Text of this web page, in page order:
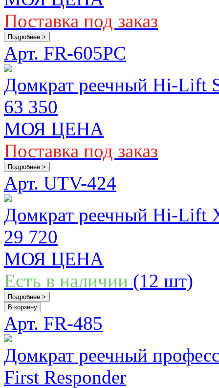
Поставка под заказ
Подробнее >
Арт. FR-605PC
Домкрат реечный Hi-Lift
63 350
МОЯ ЦЕНА
Поставка под заказ
Подробнее >
Арт. UTV-424
Домкрат реечный Hi-Lift
29 720
МОЯ ЦЕНА
Есть в наличии (12 шт)
Подробнее >
В корзину
Арт. FR-485
Домкрат реечный
First Responder